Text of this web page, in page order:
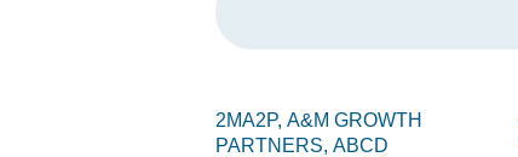
2MA2P, A&M GROWTH
PARTNERS, ABCD